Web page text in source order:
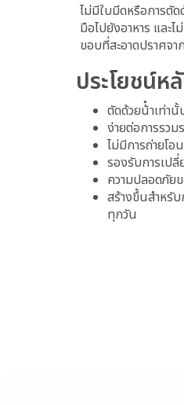
ไม่มีใบมีดหรือการตัด
มือไปยังอาหาร และ
ขอบที่สะอาดปราศจ
ประโยชน์ห
ตัดด้วยน้ําเท่านั้
ง่ายต่อการรวม
ไม่มีการถ่ายโอ
รองรับการเป
ความปลอดภัย
สร้างขึ้นสําหรั
ทุกวัน